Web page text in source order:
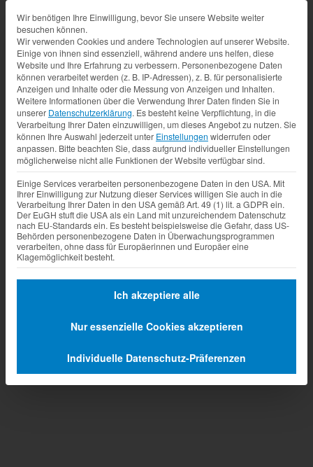
Datenschutz-Präferenz
Wir benötigen Ihre Einwilligung, bevor Sie unsere Website weiter
besuchen können.
Wir verwenden Cookies und andere Technologien auf unserer Website.
Einige von ihnen sind essenziell, während andere uns helfen, diese
Website und Ihre Erfahrung zu verbessern. Personenbezogene Daten
können verarbeitet werden (z. B. IP-Adressen), z. B. für personalisierte
Anzeigen und Inhalte oder die Messung von Anzeigen und Inhalten.
Weitere Informationen über die Verwendung Ihrer Daten finden Sie in
unserer Datenschutzerklärung. Es besteht keine Verpflichtung, in die
Verarbeitung Ihrer Daten einzuwilligen, um dieses Angebot zu nutzen. Sie
können Ihre Auswahl jederzeit unter Einstellungen widerrufen oder
anpassen. Bitte beachten Sie, dass aufgrund individueller Einstellungen
möglicherweise nicht alle Funktionen der Website verfügbar sind.
Einige Services verarbeiten personenbezogene Daten in den USA. Mit
Ihrer Einwilligung zur Nutzung dieser Services willigen Sie auch in die
Verarbeitung Ihrer Daten in den USA gemäß Art. 49 (1) lit. a GDPR ein.
Der EuGH stuft die USA als ein Land mit unzureichendem Datenschutz
nach EU-Standards ein. Es besteht beispielsweise die Gefahr, dass US-
Behörden personenbezogene Daten in Überwachungsprogrammen
verarbeiten, ohne dass für Europäerinnen und Europäer eine
Klagemöglichkeit besteht.
Ich akzeptiere alle
Nur essenzielle Cookies akzeptieren
Individuelle Datenschutz-Präferenzen